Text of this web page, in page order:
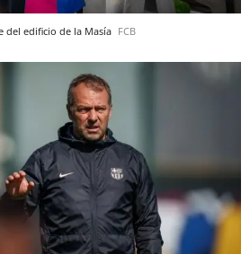
del edificio de la Masía FCB